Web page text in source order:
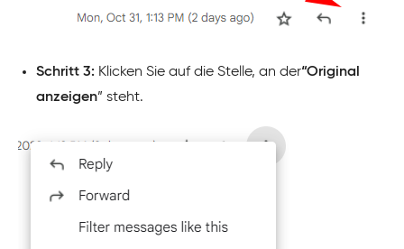
Schritt 3: Klicken Sie auf die Stelle, an der“Original
anzeigen” steht.